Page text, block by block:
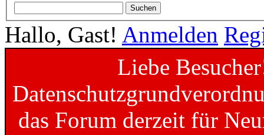
Hallo, Gast! Anmelden
Liebe
das Forum derzeit für